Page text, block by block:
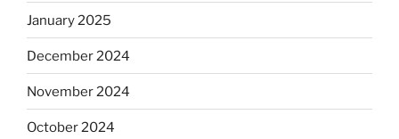
January 2025
December 2024
November 2024
October 2024